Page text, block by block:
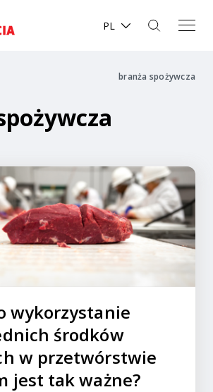
PL
branża spożywcza
wykorzystanie
środków
w przetwórstwie
jest tak ważne?